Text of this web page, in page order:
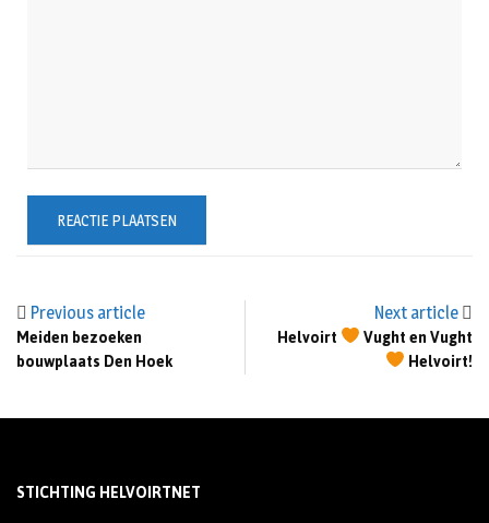
Previous article
Meiden bezoeken
bouwplaats Den Hoek
Next article
Helvoirt
Vught en Vught
Helvoirt!
STICHTING HELVOIRTNET